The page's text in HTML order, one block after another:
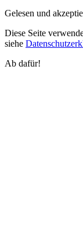
Gelesen und
Diese Seite
siehe
Ab dafür!